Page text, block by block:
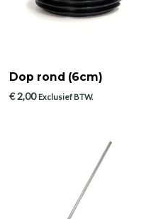
Dop rond (6cm)
€2,00 Exclusief BTW.